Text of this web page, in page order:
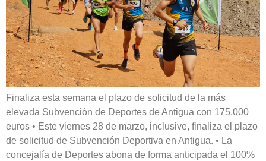
Finaliza esta semana el plazo de solicitud de la más
elevada Subvención de Deportes de Antigua con 175.000
euros • Este viernes 28 de marzo, inclusive, finaliza el plazo
de solicitud de Subvención Deportiva en Antigua. • La
concejalía de Deportes abona de forma anticipada el 100%